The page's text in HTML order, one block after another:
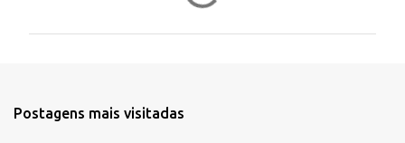
Postagens mais visitadas